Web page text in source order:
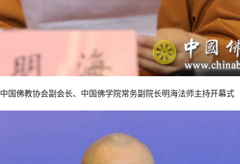
中国佛教协会副会长、中国佛学院常务副院长明海法师主持开幕式